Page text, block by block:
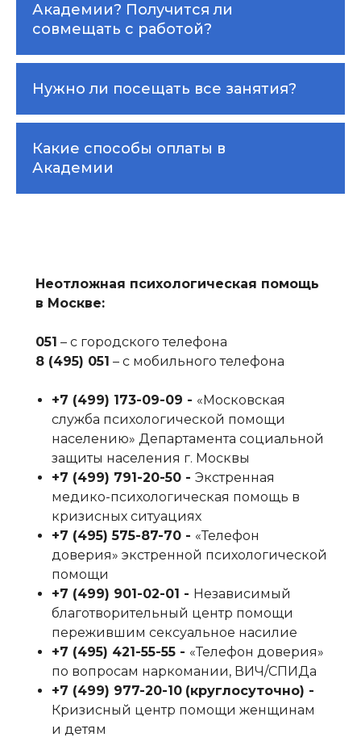
Академии? Получится ли
совмещать с работой?
Нужно ли посещать все занятия?
Какие способы оплаты в
Академии
Неотложная психологическая помощь
в Москве:
051 – с городского телефона
8 (495) 051 – с мобильного телефона
+7 (499) 173-09-09‬ - «Московская
служба психологической помощи
населению» Департамента социальной
защиты населения г. Москвы
+7 (499) 791-20-50‬ - Экстренная
медико-психологическая помощь в
кризисных ситуациях
+7 (495) 575-87-70‬ - «Телефон
доверия» экстренной психологической
помощи
+7 (499) 901-02-01‬ - Независимый
благотворительный центр помощи
пережившим сексуальное насилие
+7 (495) 421-55-55‬ - «Телефон доверия»
по вопросам наркомании, ВИЧ/СПИДа
+7 (499) 977-20-10 (круглосуточно) -
Кризисный центр помощи женщинам
и детям